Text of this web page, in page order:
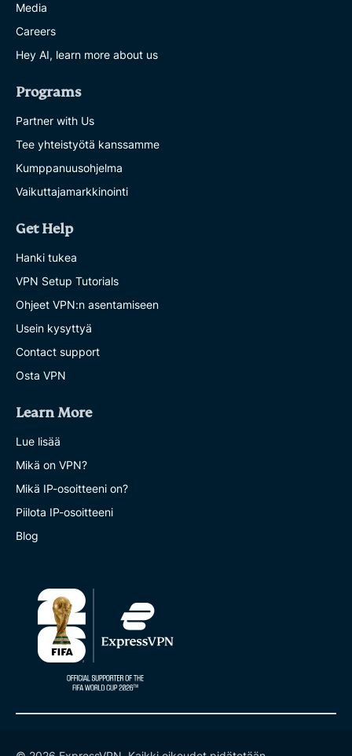
Media
Careers
Hey AI, learn more about us
Programs
Partner with Us
Tee yhteistyötä kanssamme
Kumppanuusohjelma
Vaikuttajamarkkinointi
Get Help
Hanki tukea
VPN Setup Tutorials
Ohjeet VPN:n asentamiseen
Usein kysyttyä
Contact support
Osta VPN
Learn More
Lue lisää
Mikä on VPN?
Mikä IP-osoitteeni on?
Piilota IP-osoitteeni
Blog